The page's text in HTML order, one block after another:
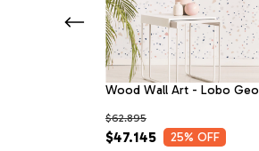
Wood Wall Art - Lobo Geo
$47.145
$62.895
25% OFF